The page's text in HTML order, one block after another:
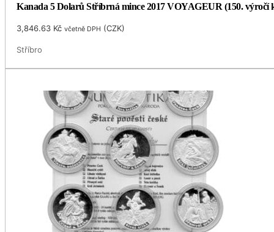
Kanada 5 Dolarů Stříbrná mince 2017 VOYAGEUR (150. výročí
3,846.63 Kč včetně DPH (CZK)
Stříbro